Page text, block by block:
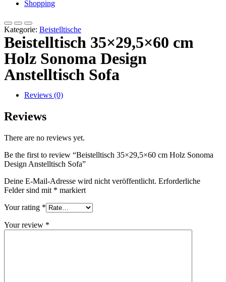
Shopping
Kategorie: Beistelltische
Beistelltisch 35×29,5×60 cm
Holz Sonoma Design
Anstelltisch Sofa
Reviews (0)
Reviews
There are no reviews yet.
Be the first to review “Beistelltisch 35×29,5×60 cm Holz Sonoma
Design Anstelltisch Sofa”
Deine E-Mail-Adresse wird nicht veröffentlicht. Erforderliche
Felder sind mit * markiert
Your rating *
Your review *